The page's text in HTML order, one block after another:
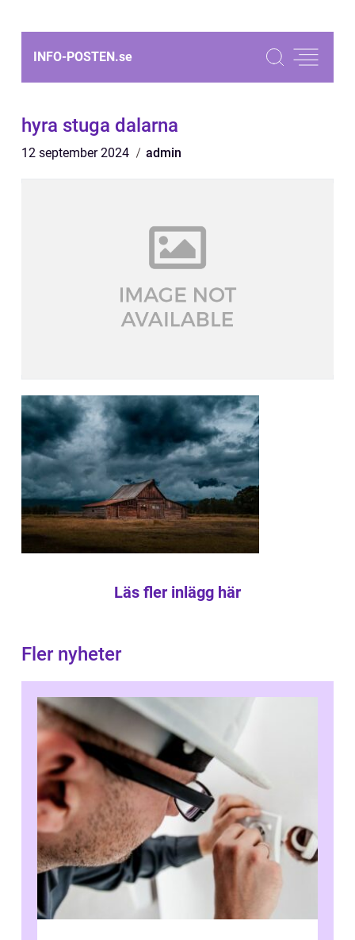
INFO-POSTEN.se
hyra stuga dalarna
12 september 2024 admin
Läs fler inlägg här
Fler nyheter